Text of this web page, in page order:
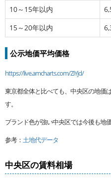
10～15年以内
15～20年以内
公示地価平均価格
https://live.amcharts.com/ZiYjd/
東京都全体と比べても、中央区の地価
す。
ブランド色が強い中央区では今後も地
参考： 土地代データ
中央区の賃料相場